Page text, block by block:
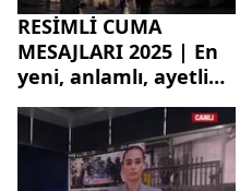
RESİMLİ CUMA
MESAJLARI 2025 | En
yeni, anlamlı, ayetli
ve hadisli cuma
sözleri: WhatsApp,
Instagram,
Facebook…